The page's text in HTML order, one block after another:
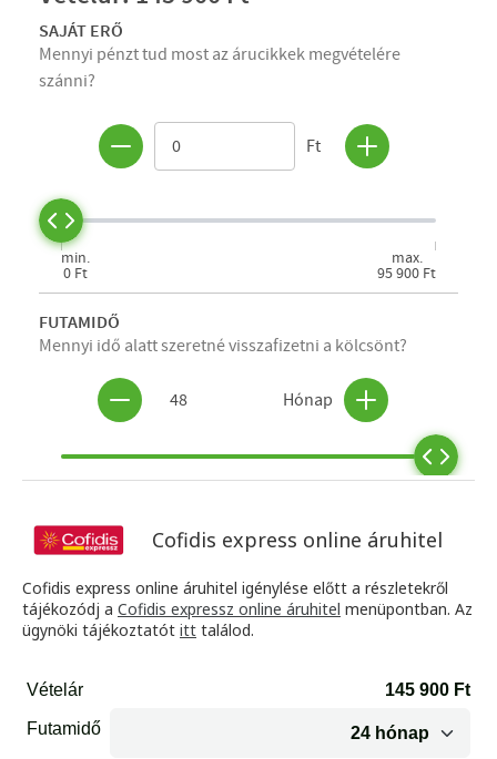
Cofidis express online áruhitel
Cofidis express online áruhitel igénylése előtt a részletekről
tájékozódj a Cofidis expressz online áruhitel menüpontban. Az
ügynöki tájékoztatót itt találod.